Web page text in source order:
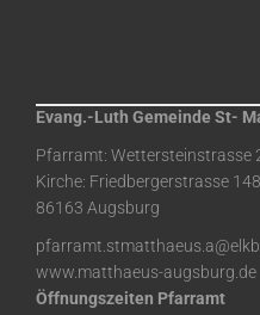
Evang.-Luth Gemeinde St-
Pfarramt: Wettersteinstrasse
Kirche: Friedbergerstrasse 148
86163 Augsburg
www.matthaeus-augsburg.de
Öffnungszeiten